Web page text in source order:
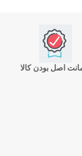
اصل بودن کالا